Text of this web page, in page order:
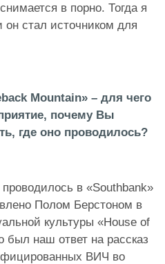
в порно. Тогда я
стал источником для
Mountain» – для чего
почему Вы
где оно проводилось?
в «Southbank»
Полом Берстоном в
культуры «House of
был наш ответ на рассказ
ВИЧ во